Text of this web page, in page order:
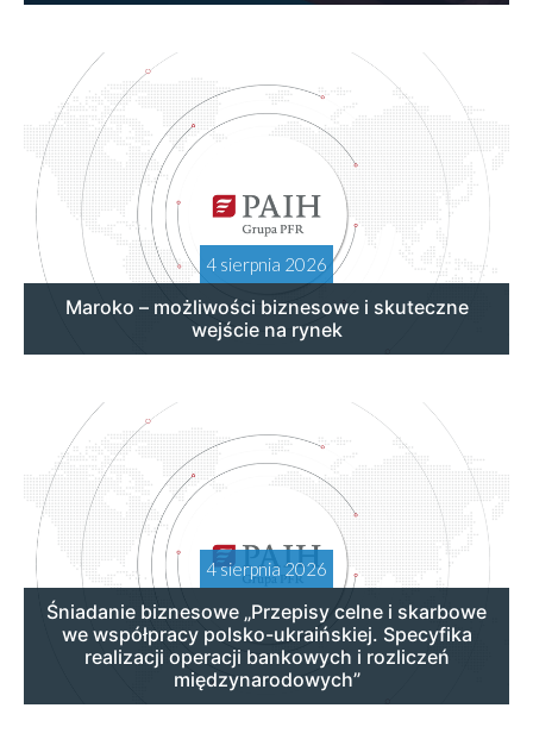
4 sierpnia 2026
Maroko – możliwości biznesowe i skuteczne
wejście na rynek
4 sierpnia 2026
Śniadanie biznesowe „Przepisy celne i skarbowe
we współpracy polsko-ukraińskiej. Specyfika
realizacji operacji bankowych i rozliczeń
międzynarodowych”